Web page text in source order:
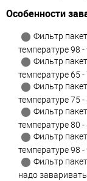
Особенности
Фильтр
температуре 98
Фильтр
температуре 65
Фильтр
температуре 75
Фильтр
температуре 80
Фильтр
температуре 98
Фильтр
надо